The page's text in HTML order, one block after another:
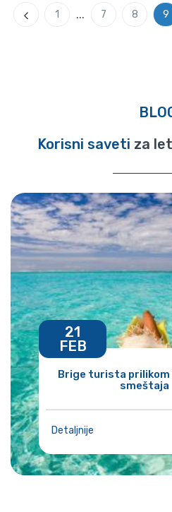
Previous
1 ... 7 8 9
Korisni saveti za
Brige turista
smeštaja
Detaljnije
21
FEB